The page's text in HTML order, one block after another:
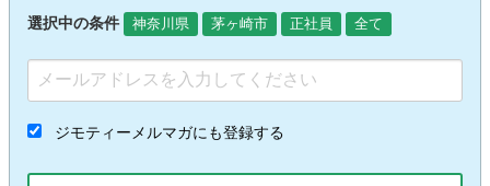
選択中の条件 神奈川県 茅ヶ崎市 正社員 全て
ジモティーメルマガにも登録する